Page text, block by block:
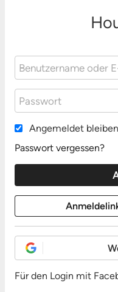
Angemeldet bleiben
Passwort vergessen?
Für den Login mit